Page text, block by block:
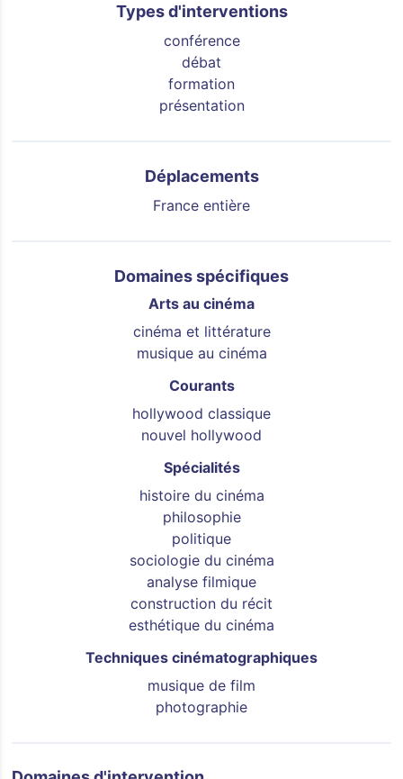
Types d'interventions
conférence
débat
formation
présentation
Déplacements
France entière
Domaines spécifiques
Arts au cinéma
cinéma et littérature
musique au cinéma
Courants
hollywood classique
nouvel hollywood
Spécialités
histoire du cinéma
philosophie
politique
sociologie du cinéma
analyse filmique
construction du récit
esthétique du cinéma
Techniques cinématographiques
musique de film
photographie